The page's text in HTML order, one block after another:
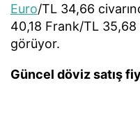
Euro/TL 34,66
40,18 Frank/TL
görüyor.
Güncel döviz satış